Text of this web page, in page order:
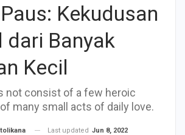
Kekudusan
dari Banyak
Kecil
not consist of a few heroic
many small acts of daily love.
Last updated Jun 8, 2022